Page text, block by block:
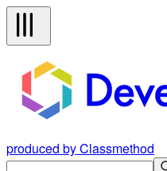
produced by Classmethod